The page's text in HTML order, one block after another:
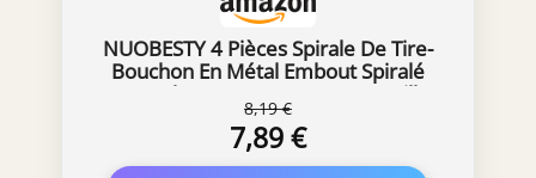
NUOBESTY 4 Pièces Spirale De Tire-
Bouchon En Métal Embout Spiralé
De Rechange Pour Ouvre-Bouteille
Accessoire De Réparation Pour Tire-
Bouchons Installation Facile Pour
Vin Et Autres Bouteilles
8,19 €
7,89 €